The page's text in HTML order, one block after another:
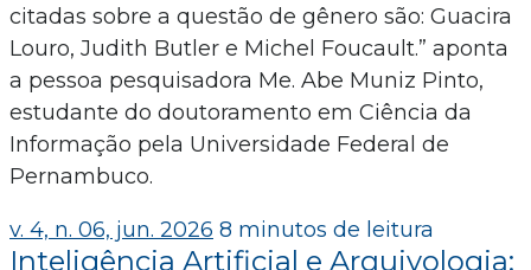
citadas sobre a questão de gênero são: Guacira
Louro, Judith Butler e Michel Foucault.” aponta
a pessoa pesquisadora Me. Abe Muniz Pinto,
estudante do doutoramento em Ciência da
Informação pela Universidade Federal de
Pernambuco.
v. 4, n. 06, jun. 2026 8 minutos de leitura
Inteligência Artificial e Arquivologia: